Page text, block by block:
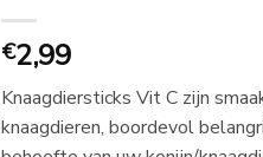
€2,99
Knaagdiersticks Vit C zijn
knaagdieren, boordevol